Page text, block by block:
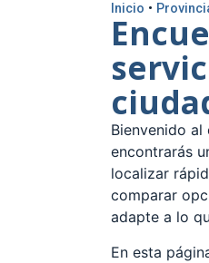
Inicio •
Bienvenido
encontrarás
localizar
comparar
adapte a lo
En esta